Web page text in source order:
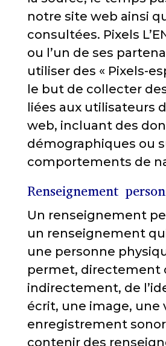
notre site web ainsi
consultées. Pixels
ou l’un de ses
utiliser des « Pixels-
le but de collecter
liées aux utilisateurs
web, incluant des
démographiques ou
comportements de
Renseignement
Un renseignement
un renseignement
une personne
permet, directement
indirectement, de
écrit, une image, une
enregistrement
contenir des